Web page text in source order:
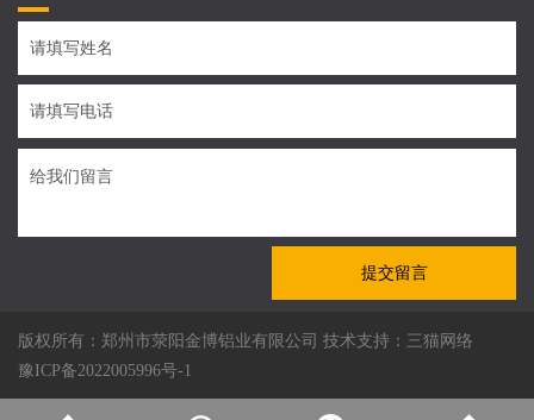
提交留言
版权所有：郑州市荥阳金博铝业有限公司 技术支持： 三猫网络
豫ICP备2022005996号-1